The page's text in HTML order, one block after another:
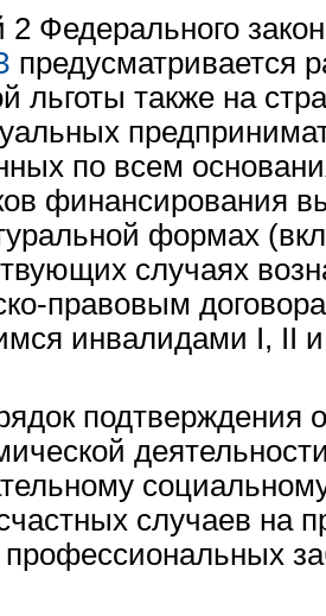
2 Федерального
предусматривается
льготы также на
по всем
финансирования
формах
случаях
правовым
инвалидами I, II и
подтверждения
случаев на
профессиональных